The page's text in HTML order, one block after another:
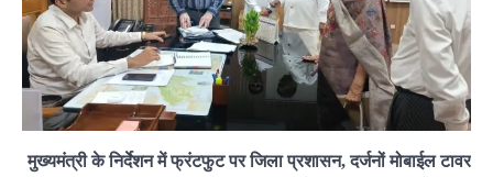
मुख्यमंत्री के निर्देशन में फ्रंटफुट पर जिला प्रशासन, दर्जनों मोबाईल टावर